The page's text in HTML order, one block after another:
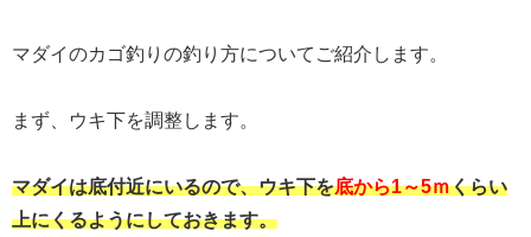
マダイのカゴ釣りの釣り方についてご紹介します。
まず、ウキ下を調整します。
マダイは底付近にいるので、ウキ下を底から1～5ｍくらい
上にくるようにしておきます。